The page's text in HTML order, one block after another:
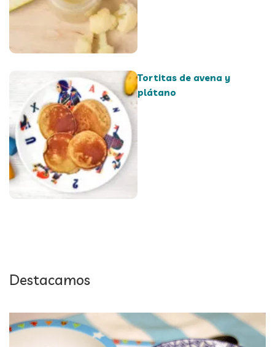
Tortitas de avena y
plátano
Destacamos